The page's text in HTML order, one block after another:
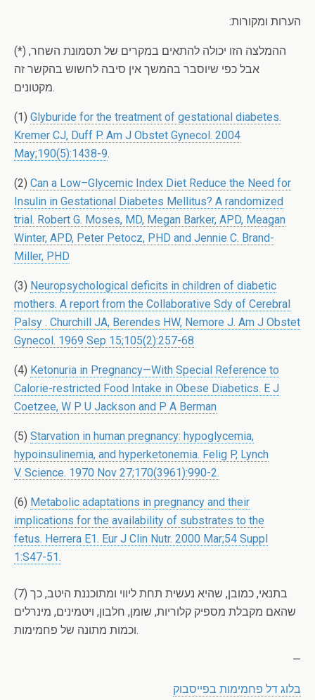
הערות ומקורות:
(*) ההמלצה הזו יכולה להתאים במקרים של תסמונת השחר,
אבל כפי שיוסבר בהמשך אין סיבה לחשוש בהקשר זה
מקטונים.
(1) Glyburide for the treatment of gestational diabetes.
Kremer CJ, Duff P. Am J Obstet Gynecol. 2004
May;190(5):1438-9.
(2) Can a Low–Glycemic Index Diet Reduce the Need for
Insulin in Gestational Diabetes Mellitus? A randomized
trial. Robert G. Moses, MD, Megan Barker, APD, Meagan
Winter, APD, Peter Petocz, PHD and Jennie C. Brand-
Miller, PHD
(3) Neuropsychological deficits in children of diabetic
mothers. A report from the Collaborative Sdy of Cerebral
Palsy . Churchill JA, Berendes HW, Nemore J. Am J Obstet
Gynecol. 1969 Sep 15;105(2):257-68
(4) Ketonuria in Pregnancy—With Special Reference to
Calorie-restricted Food Intake in Obese Diabetics. E J
Coetzee, W P U Jackson and P A Berman
(5) Starvation in human pregnancy: hypoglycemia,
hypoinsulinemia, and hyperketonemia. Felig P, Lynch
V. Science. 1970 Nov 27;170(3961):990-2.
(6) Metabolic adaptations in pregnancy and their
implications for the availability of substrates to the
fetus. Herrera E1. Eur J Clin Nutr. 2000 Mar;54 Suppl
1:S47-51.
(7) בתנאי, כמובן, שהיא נעשית תחת ליווי ומתוכננת היטב, כך
שהאם מקבלת מספיק קלוריות, שומן, חלבון, ויטמינים, מינרלים
וכמות מתונה של פחמימות.
—
בלוג דל פחמימות בפייסבוק